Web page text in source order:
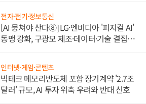
전자·전기·정보통신
[AI 뭉쳐야 산다⑧] LG·엔비디아 '피지컬 AI'
동맹 강화, 구광모 제조·데이터·기술 결집
인터넷·게임·콘텐츠
빅테크 메모리반도체 포함 장기계약 '2.7조
달러' 규모, AI 투자 위축 우려와 반대 신호